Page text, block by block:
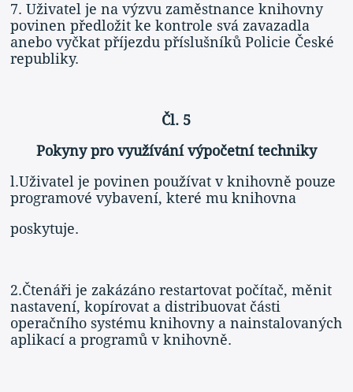
7. Uživatel je na výzvu zaměstnance knihovny
povinen předložit ke kontrole svá zavazadla
anebo vyčkat příjezdu příslušníků Policie České
republiky.
Čl. 5
Pokyny pro využívání výpočetní techniky
l.Uživatel je povinen používat v knihovně pouze
programové vybavení, které mu knihovna
poskytuje.
2.Čtenáři je zakázáno restartovat počítač, měnit
nastavení, kopírovat a distribuovat části
operačního systému knihovny a nainstalovaných
aplikací a programů v knihovně.